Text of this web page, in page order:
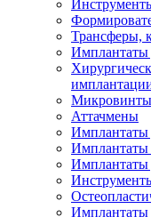
Трансферы,
Имплантаты
Аттачмены
Имплантаты
Имплантаты
Имплантаты
Имплантаты